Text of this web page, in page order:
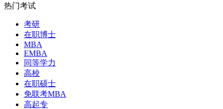
热门考试
考研
在职博士
MBA
EMBA
同等学力
高校
在职硕士
免联考MBA
高起专